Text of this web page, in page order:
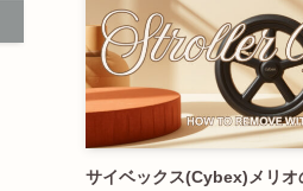
サイベックス(Cybex)メリオ